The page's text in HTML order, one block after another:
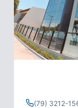
(79) 3212-